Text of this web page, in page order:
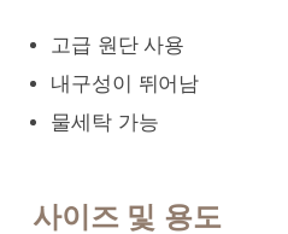
고급 원단 사용
내구성이 뛰어남
물세탁 가능
사이즈 및 용도